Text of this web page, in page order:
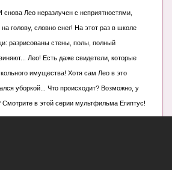
Лео неразлучен с неприятностями,
голову, словно снег! На этот раз в школе
разрисованы стены, полы, полный
Лео! Есть даже свидетели, которые
имущества! Хотя сам Лео в это
уборкой... Что происходит? Возможно, у
Смотрите в этой серии мультфильма Египтус!